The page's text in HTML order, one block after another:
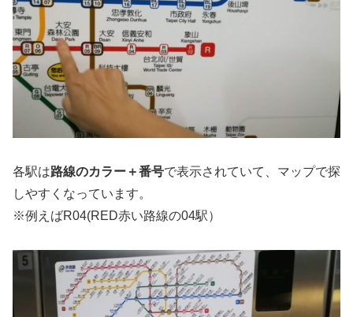
各駅は路線のカラー＋番号で表示されていて、マップで探
しやすくなっています。
※例えばR04(RED赤い路線の04駅）